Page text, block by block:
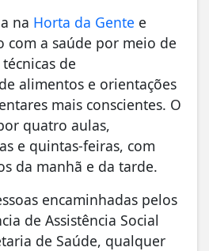
na Horta da Gente e
com a saúde por meio de
de
alimentos e orientações
mais conscientes. O
quatro aulas,
e quintas-feiras, com
da manhã e da tarde.
encaminhadas pelos
de Assistência Social
de Saúde, qualquer